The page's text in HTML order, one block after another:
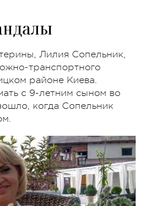
Лилия Сопельник,
транспортного
районе Киева.
с 9-летним сыном во
когда Сопельник